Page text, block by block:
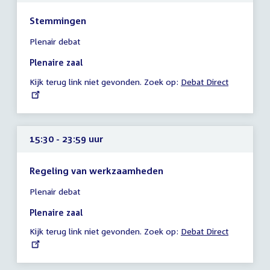
Stemmingen
vergadering
15:05
23:59
uur
Plenair debat
Plenaire zaal
Kijk terug link niet gevonden. Zoek op: External
Debat Direct
15:30 - 23:59 uur
Regeling van werkzaamheden
vergadering
15:30
23:59
uur
Plenair debat
Plenaire zaal
Kijk terug link niet gevonden. Zoek op: External
Debat Direct